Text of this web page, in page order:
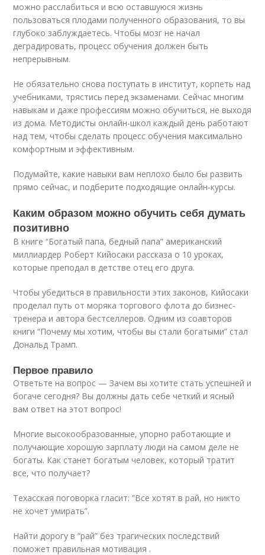
можно расслабиться и всю оставшуюся жизнь
пользоваться плодами полученного образования, то вы
глубоко заблуждаетесь. Чтобы мозг не начал
деградировать, процесс обучения должен быть
непрерывным.
Не обязательно снова поступать в институт, корпеть над
учебниками, трястись перед экзаменами. Сейчас многим
навыкам и даже профессиям можно обучиться, не выходя
из дома. Методисты онлайн-школ каждый день работают
над тем, чтобы сделать процесс обучения максимально
комфортным и эффективным.
Подумайте, какие навыки вам неплохо было бы развить
прямо сейчас, и подберите подходящие онлайн-курсы.
Каким образом можно обучить себя думать
позитивно
В книге “Богатый папа, бедный папа” американский
миллиардер Роберт Кийосаки рассказа о 10 уроках,
которые преподал в детстве отец его друга.
Чтобы убедиться в правильности этих законов, Кийосаки
проделал путь от моряка торгового флота до бизнес-
тренера и автора бестселлеров. Одним из соавторов
книги “Почему мы хотим, чтобы вы стали богатыми” стал
Дональд Трамп.
Первое правило
Ответьте на вопрос — Зачем вы хотите стать успешней и
богаче сегодня? Вы должны дать себе четкий и ясный
вам ответ на этот вопрос!
Многие высокообразованные, упорно работающие и
получающие хорошую зарплату люди на самом деле не
богаты. Как станет богатым человек, который тратит
все, что получает?
Техасская поговорка гласит: ”Все хотят в рай, но никто
не хочет умирать”.
Найти дорогу в “рай” без трагических последствий
поможет правильная мотивация .